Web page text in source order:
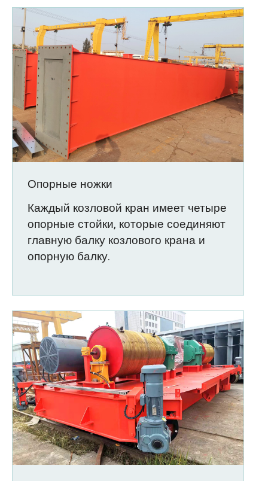
Опорные ножки
Каждый козловой кран имеет четыре
опорные стойки, которые соединяют
главную балку козлового крана и
опорную балку.